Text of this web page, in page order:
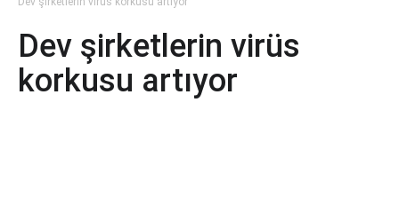
Dev şirketlerin virüs
korkusu artıyor